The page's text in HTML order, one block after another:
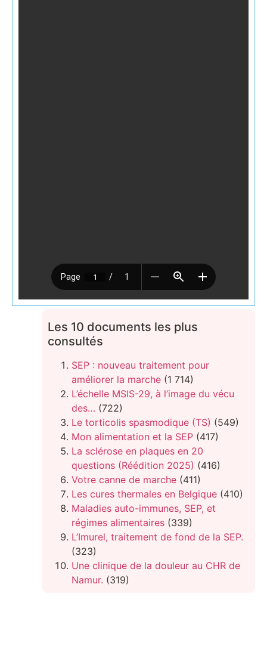
Les 10 documents les plus
consultés
SEP : nouveau traitement pour
améliorer la marche (1 714)
L’échelle MSIS-29, à l’image du vécu
des… (722)
Le torticolis spasmodique (TS) (549)
Mon alimentation et la SEP (417)
La sclérose en plaques en 20
questions (Réédition 2025) (416)
Votre canne de marche (411)
Les cures thermales en Belgique (410)
Maladies auto-immunes, SEP, et
régimes alimentaires (339)
L’Imurel, traitement de fond de la SEP.
(323)
Une clinique de la douleur au CHR de
Namur. (319)